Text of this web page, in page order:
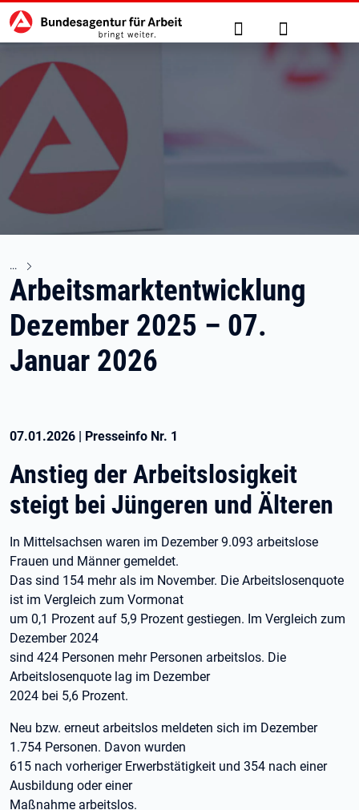
zu den Hauptinhalten springen
Hauptnavigation Suche Anmelden
Arbeitsmarktentwicklung
Dezember 2025 – 07.
Januar 2026
07.01.2026 | Presseinfo Nr. 1
Anstieg der Arbeitslosigkeit
steigt bei Jüngeren und Älteren
In Mittelsachsen waren im Dezember 9.093 arbeitslose
Frauen und Männer gemeldet.
Das sind 154 mehr als im November. Die Arbeitslosenquote
ist im Vergleich zum Vormonat
um 0,1 Prozent auf 5,9 Prozent gestiegen. Im Vergleich zum
Dezember 2024
sind 424 Personen mehr Personen arbeitslos. Die
Arbeitslosenquote lag im Dezember
2024 bei 5,6 Prozent.
Neu bzw. erneut arbeitslos meldeten sich im Dezember
1.754 Personen. Davon wurden
615 nach vorheriger Erwerbstätigkeit und 354 nach einer
Ausbildung oder einer
Maßnahme arbeitslos.